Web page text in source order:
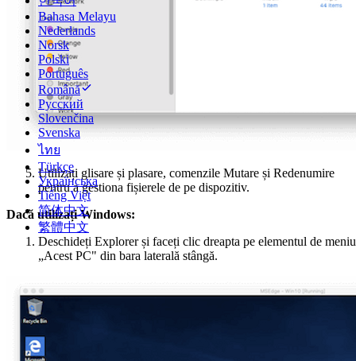
Bahasa Melayu
Nederlands
Norsk
Polski
Português
Română
Русский
Slovenčina
Svenska
ไทย
Türkçe
Українська
Tiếng Việt
简体中文
繁體中文
Utilizați glisare și plasare, comenzile Mutare și Redenumire
pentru a gestiona fișierele de pe dispozitiv.
Dacă utilizați Windows:
Deschideți Explorer și faceți clic dreapta pe elementul de meniu
„Acest PC" din bara laterală stângă.